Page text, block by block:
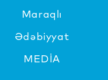
Maraqlı
Ədəbiyyat
MEDİA